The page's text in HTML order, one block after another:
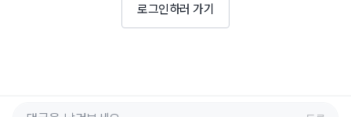
로그인하러 가기